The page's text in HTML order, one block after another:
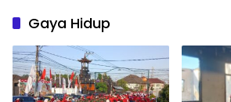
Gaya Hidup